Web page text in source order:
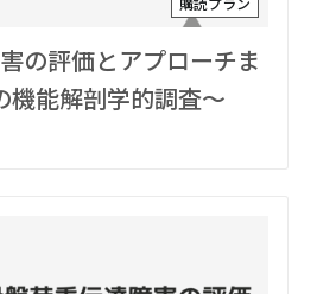
の評価とアプローチま
能解剖学的調査〜